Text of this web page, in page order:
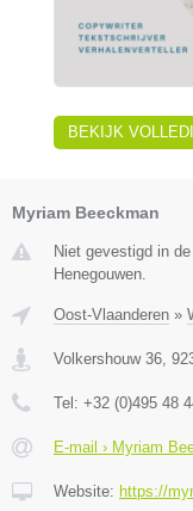
BEKIJK
Myriam Beeckman
Niet gevestigd in
Henegouwen.
Oost-Vlaanderen »
Volkershouw 36,
Tel: +32 (0)495 48
E-mail › Myriam
Website: https://